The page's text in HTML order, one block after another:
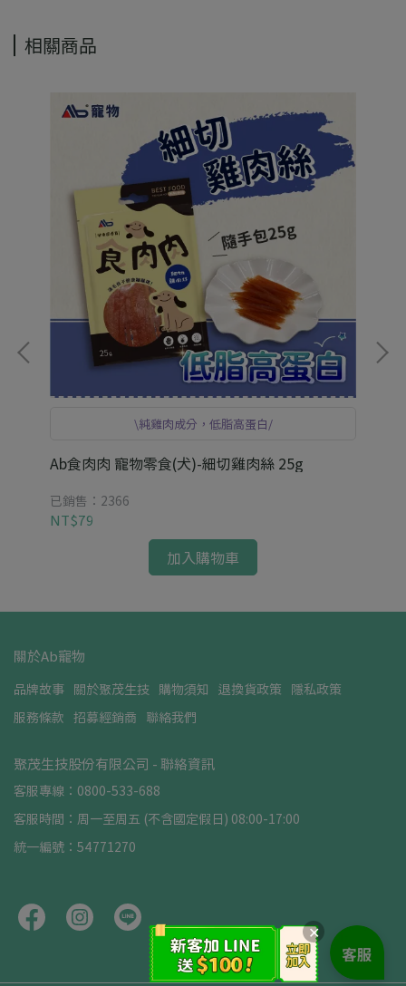
相關商品
\純雞肉成分，低脂高蛋白/
Ab食肉肉 寵物零食(犬)-細切雞肉絲 25g
已銷售：2366
NT$79
加入購物車
關於Ab寵物
品牌故事 關於聚茂生技 購物須知 退換貨政策 隱私政策
服務條款 招募經銷商 聯絡我們
聚茂生技股份有限公司 - 聯絡資訊
客服專線：0800-533-688
客服時間：周一至周五 (不含國定假日) 08:00-17:00
統一編號：54771270
✕